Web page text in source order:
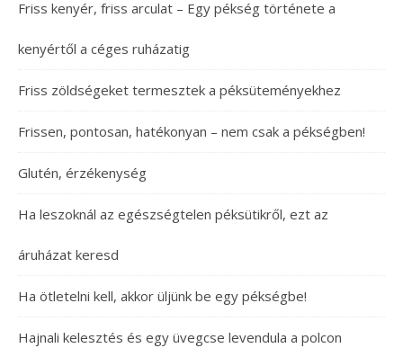
Friss kenyér, friss arculat – Egy pékség története a
kenyértől a céges ruházatig
Friss zöldségeket termesztek a péksüteményekhez
Frissen, pontosan, hatékonyan – nem csak a pékségben!
Glutén, érzékenység
Ha leszoknál az egészségtelen péksütikről, ezt az
áruházat keresd
Ha ötletelni kell, akkor üljünk be egy pékségbe!
Hajnali kelesztés és egy üvegcse levendula a polcon